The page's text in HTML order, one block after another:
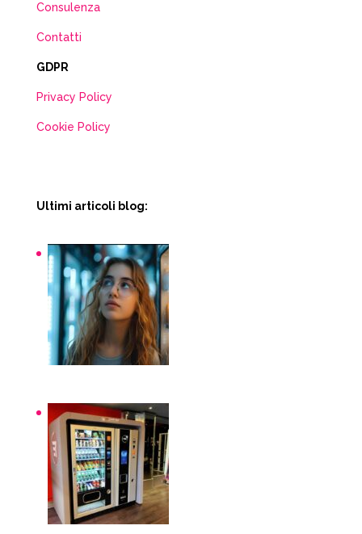
Consulenza
Contatti
GDPR
Privacy Policy
Cookie Policy
Ultimi articoli blog: